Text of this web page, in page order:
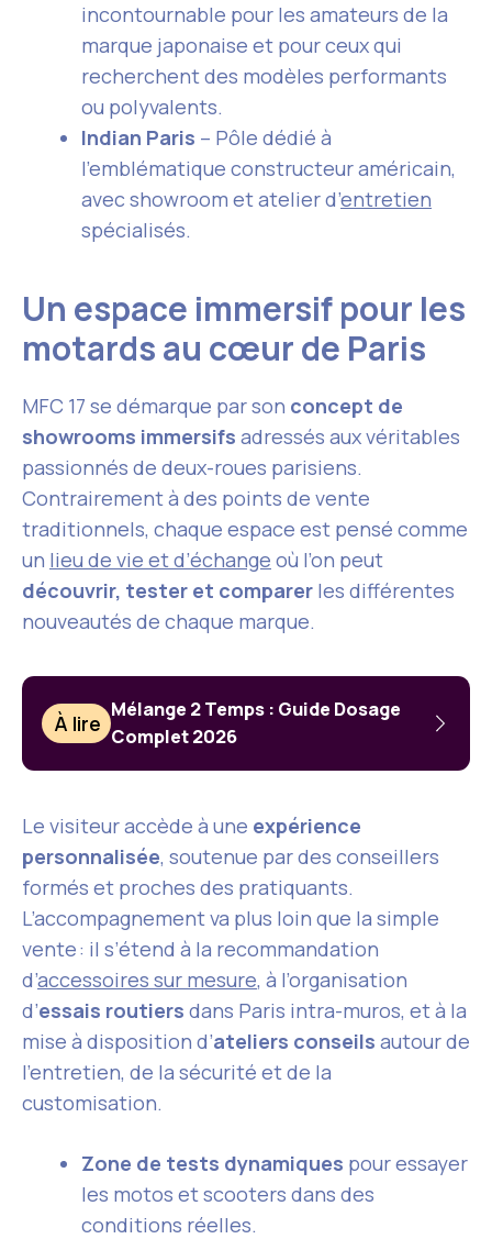
incontournable pour les amateurs de la
marque japonaise et pour ceux qui
recherchent des modèles performants
ou polyvalents.
Indian Paris – Pôle dédié à
l’emblématique constructeur américain,
avec showroom et atelier d’entretien
spécialisés.
Un espace immersif pour les
motards au cœur de Paris
MFC 17 se démarque par son concept de
showrooms immersifs adressés aux véritables
passionnés de deux-roues parisiens.
Contrairement à des points de vente
traditionnels, chaque espace est pensé comme
un lieu de vie et d’échange où l’on peut
découvrir, tester et comparer les différentes
nouveautés de chaque marque.
À lire
Mélange 2 Temps : Guide Dosage
Complet 2026
Le visiteur accède à une expérience
personnalisée, soutenue par des conseillers
formés et proches des pratiquants.
L’accompagnement va plus loin que la simple
vente : il s’étend à la recommandation
d’accessoires sur mesure, à l’organisation
d’essais routiers dans Paris intra-muros, et à la
mise à disposition d’ateliers conseils autour de
l’entretien, de la sécurité et de la
customisation.
Zone de tests dynamiques pour essayer
les motos et scooters dans des
conditions réelles.